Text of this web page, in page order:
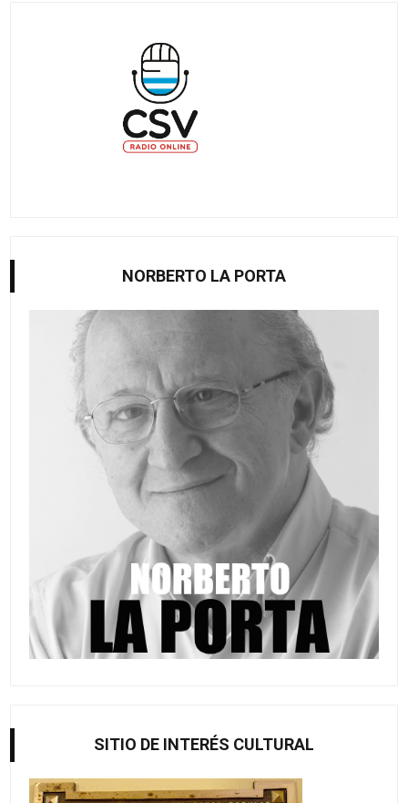
NORBERTO LA PORTA
SITIO DE INTERÉS CULTURAL